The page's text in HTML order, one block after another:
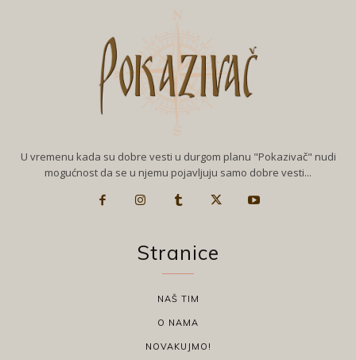
U vremenu kada su dobre vesti u durgom planu "Pokazivač" nudi
mogućnost da se u njemu pojavljuju samo dobre vesti...
Stranice
NAŠ TIM
O NAMA
NOVAKUJMO!